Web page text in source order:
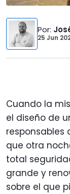
Por:
25 Jun
Cuando la
el diseño de
responsables
que otra
total
grande y
sobre el que